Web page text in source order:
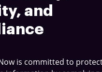
and
is committed to